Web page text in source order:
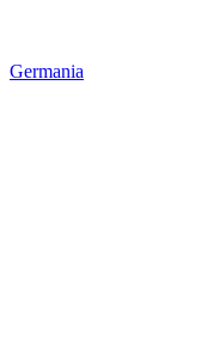
Germania